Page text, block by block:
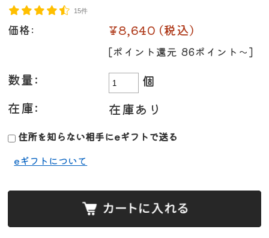
15件
価格: ¥8,640 (税込)
[ポイント還元 86ポイント〜]
数量:
個
在庫:
在庫あり
住所を知らない相手にeギフトで送る
eギフトについて